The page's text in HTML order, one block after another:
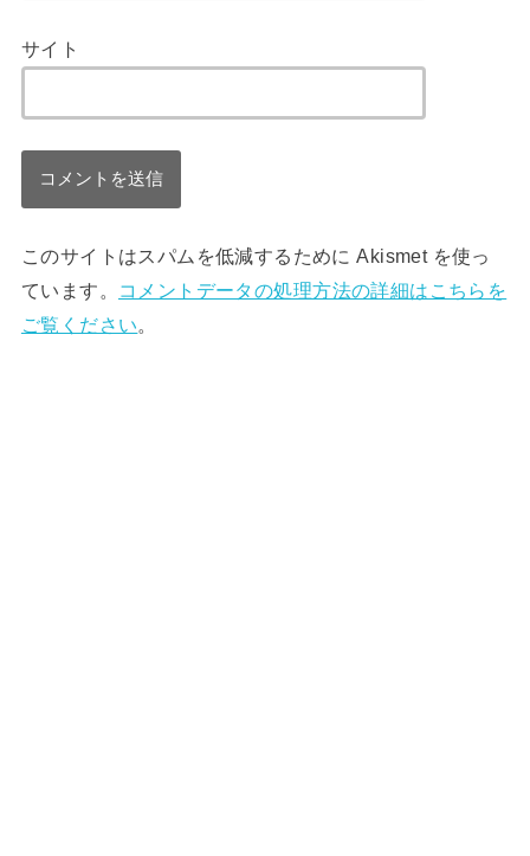
サイト
このサイトはスパムを低減するために Akismet を使っ
ています。
コメントデータの処理方法の詳細はこちらを
ご覧ください。